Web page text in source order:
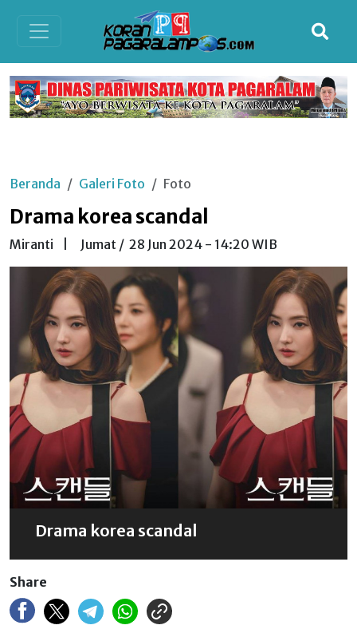
Beranda Galeri Foto Foto
Drama korea scandal
Miranti Jumat / 28 Jun 2024 - 14:20 WIB
Drama korea scandal
Share